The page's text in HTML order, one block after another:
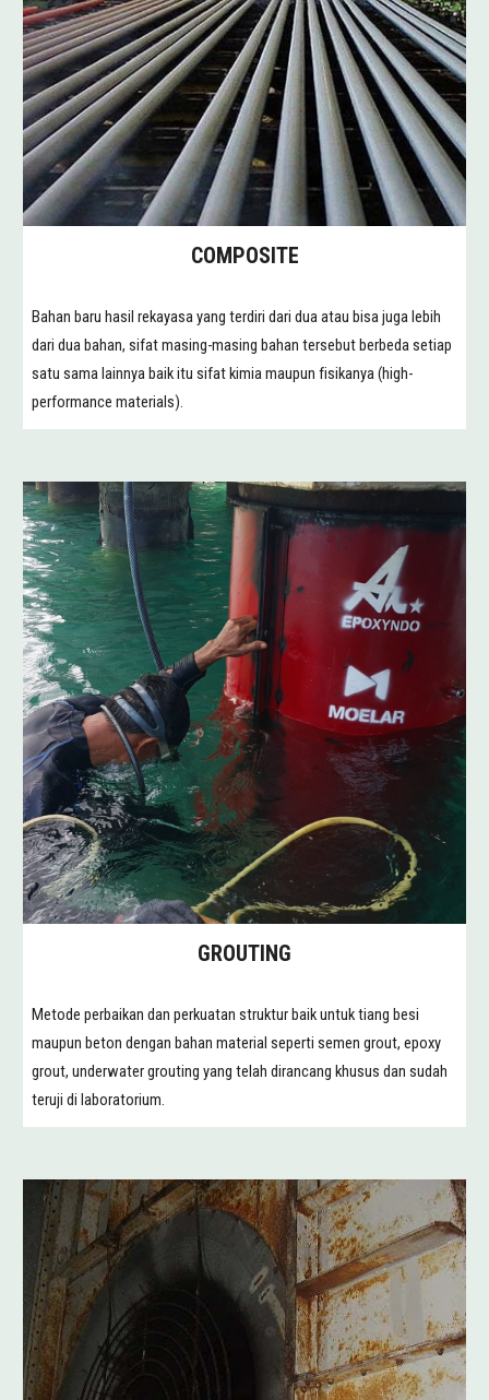
COMPOSITE
Bahan baru hasil rekayasa yang terdiri dari dua atau bisa juga lebih
dari dua bahan, sifat masing-masing bahan tersebut berbeda setiap
satu sama lainnya baik itu sifat kimia maupun fisikanya (high-
performance materials).
GROUTING
Metode perbaikan dan perkuatan struktur baik untuk tiang besi
maupun beton dengan bahan material seperti semen grout, epoxy
grout, underwater grouting yang telah dirancang khusus dan sudah
teruji di laboratorium.